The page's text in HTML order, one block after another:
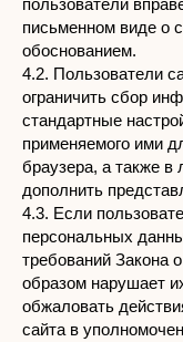
пользователи
письменном виде о
обоснованием.
4.2. Пользователи
ограничить сбор
стандартные
применяемого ими
браузера, а также
дополнить
4.3. Если
персональных
требований Закона
образом нарушает
обжаловать
сайта в